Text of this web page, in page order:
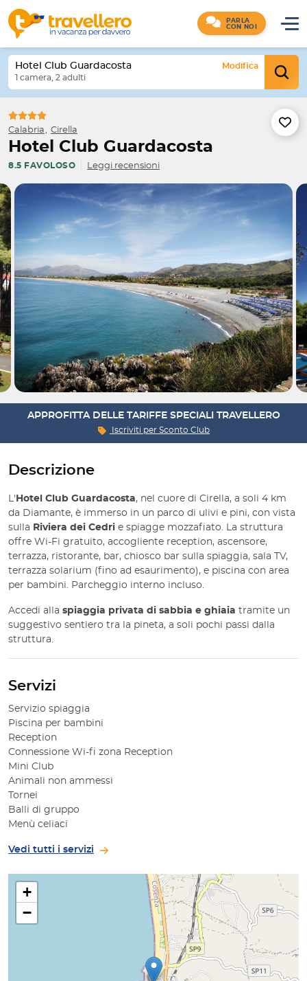
PARLA
CON NOI
Hotel Club Guardacosta
Modifica
1 camera, 2 adulti
Calabria Cirella
Hotel Club Guardacosta
8.5 FAVOLOSO Leggi recensioni
APPROFITTA DELLE TARIFFE SPECIALI TRAVELLERO
Iscriviti per Sconto Club
Descrizione
L' Hotel Club Guardacosta, nel cuore di Cirella, a soli 4 km
da Diamante, è immerso in un parco di ulivi e pini, con vista
sulla Riviera dei Cedri e spiagge mozzafiato. La struttura
offre Wi-Fi gratuito, accogliente reception, ascensore,
terrazza, ristorante, bar, chiosco bar sulla spiaggia, sala TV,
terrazza solarium (fino ad esaurimento), e piscina con area
per bambini. Parcheggio interno incluso.
Accedi alla spiaggia privata di sabbia e ghiaia tramite un
suggestivo sentiero tra la pineta, a soli pochi passi dalla
struttura.
Servizi
Servizio spiaggia
Piscina per bambini
Reception
Connessione Wi-fi zona Reception
Mini Club
Animali non ammessi
Tornei
Balli di gruppo
Menù celiaci
Vedi tutti i servizi
+
−